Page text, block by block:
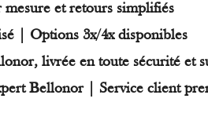
mesure et retours simplifiés
| Options 3x/4x disponibles
livrée en toute sécurité et
Bellonor | Service client